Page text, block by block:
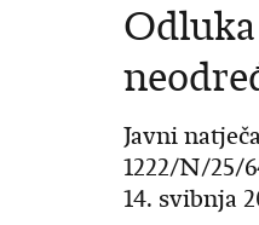
Javni
1222/N/25/
14. svibnja